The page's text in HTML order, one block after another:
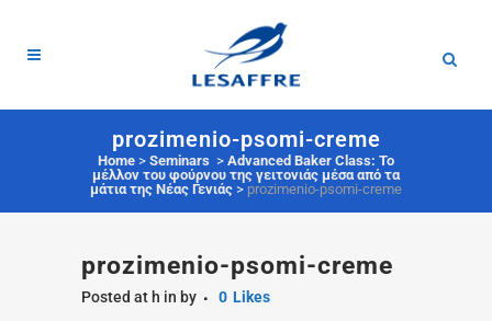
prozimenio-psomi-creme
Home > Seminars > Advanced Baker Class: To
μέλλον του φούρνου της γειτονιάς μέσα από τα
μάτια της Νέας Γενιάς > prozimenio-psomi-creme
prozimenio-psomi-creme
Posted at h in by 0 Likes